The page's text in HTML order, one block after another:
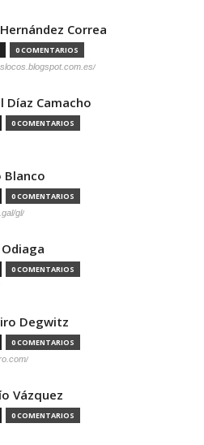
Correa
0 COMENTARIOS
Díaz Camacho
0 COMENTARIOS
Blanco
0 COMENTARIOS
gl/
0 COMENTARIOS
Degwitz
0 COMENTARIOS
Vázquez
0 COMENTARIOS